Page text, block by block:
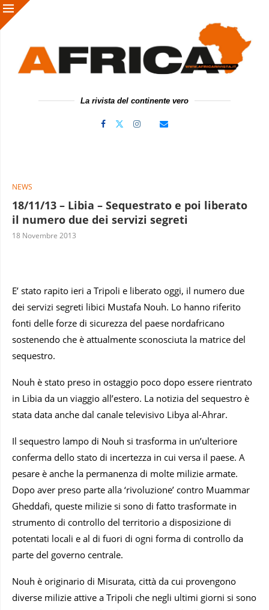
La rivista del continente vero
NEWS
18/11/13 – Libia – Sequestrato e poi liberato
il numero due dei servizi segreti
18 Novembre 2013
E’ stato rapito ieri a Tripoli e liberato oggi, il numero due
dei servizi segreti libici Mustafa Nouh. Lo hanno riferito
fonti delle forze di sicurezza del paese nordafricano
sostenendo che è attualmente sconosciuta la matrice del
sequestro.
Nouh è stato preso in ostaggio poco dopo essere rientrato
in Libia da un viaggio all’estero. La notizia del sequestro è
stata data anche dal canale televisivo Libya al-Ahrar.
Il sequestro lampo di Nouh si trasforma in un’ulteriore
conferma dello stato di incertezza in cui versa il paese. A
pesare è anche la permanenza di molte milizie armate.
Dopo aver preso parte alla ‘rivoluzione’ contro Muammar
Gheddafi, queste milizie si sono di fatto trasformate in
strumento di controllo del territorio a disposizione di
potentati locali e al di fuori di ogni forma di controllo da
parte del governo centrale.
Nouh è originario di Misurata, città da cui provengono
diverse milizie attive a Tripoli che negli ultimi giorni si sono